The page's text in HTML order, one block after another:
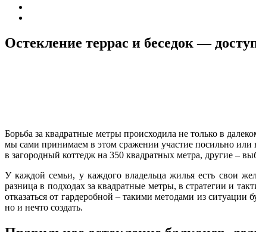
Остекление террас и беседок —
Борьба за квадратные метры происходила не только в
мы сами принимаем в этом сражении участие посильно или
в загородный коттедж на 350 квадратных метра, другие –
У каждой семьи, у каждого владельца жилья есть свои
разница в подходах за квадратные метры, в стратегии и
отказаться от гардеробной – такими методами из
но и нечто создать.